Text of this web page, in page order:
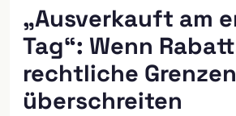
„Ausverkauft am
Tag“: Wenn
rechtliche Grenzen
überschreiten